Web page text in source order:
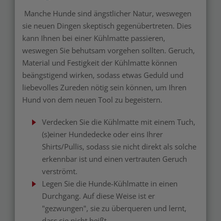
Manche Hunde sind ängstlicher Natur, weswegen
sie neuen Dingen skeptisch gegenübertreten. Dies
kann Ihnen bei einer Kühlmatte passieren,
weswegen Sie behutsam vorgehen sollten. Geruch,
Material und Festigkeit der Kühlmatte können
beängstigend wirken, sodass etwas Geduld und
liebevolles Zureden nötig sein können, um Ihren
Hund von dem neuen Tool zu begeistern.
Verdecken Sie die Kühlmatte mit einem Tuch,
(s)einer Hundedecke oder eins Ihrer
Shirts/Pullis, sodass sie nicht direkt als solche
erkennbar ist und einen vertrauten Geruch
verströmt.
Legen Sie die Hunde-Kühlmatte in einen
Durchgang. Auf diese Weise ist er
"gezwungen", sie zu überqueren und lernt,